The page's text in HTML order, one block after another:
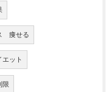
痩せる
ット
限